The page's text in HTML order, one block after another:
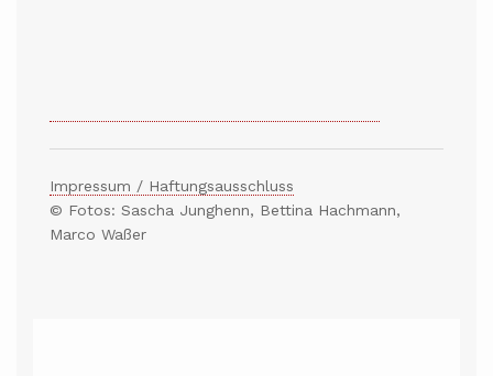
Impressum / Haftungsausschluss
© Fotos: Sascha Junghenn, Bettina Hachmann,
Marco Waßer